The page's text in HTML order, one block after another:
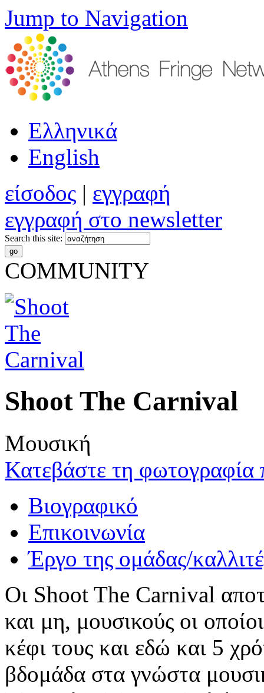
Jump to Navigation
Ελληνικά
English
είσοδος | εγγραφή
εγγραφή στο newsletter
Search this site:
COMMUNITY
Shoot The Carnival
Μουσική
Κατεβάστε τη φωτογραφία
Βιογραφικό
Επικοινωνία
Έργο της ομάδας/
Οι Shoot The Carnival
και μη, μουσικούς οι
κέφι τους και εδώ και 5
βδομάδα στα γνώστα